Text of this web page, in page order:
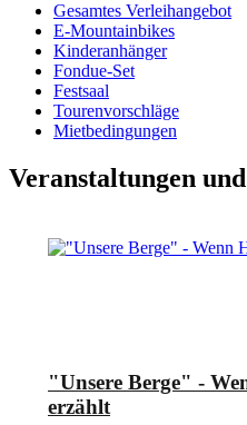
Gesamtes Verleihangebot
E-Mountainbikes
Kinderanhänger
Fondue-Set
Festsaal
Tourenvorschläge
Mietbedingungen
Veranstaltungen
"Unsere Berge" -
erzählt